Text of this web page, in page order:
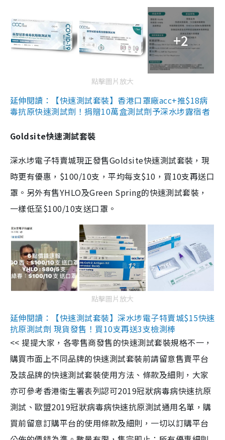
+2
點擊圖片放大
延伸閱讀：【快速測試套裝】香港口罩廠acc+推$18病
毒抗原快速測試劑！捐贈10萬盒測試劑予深水埗露宿者
Goldsite快速測試套裝
深水埗電子特賣城現正發售Goldsite快速測試套裝，現
時更有優惠，$100/10支，平均每支$10，買10支再送口
罩。另外有售YHLO及Green Spring的快速測試套裝，
一樣低至$100/10支送口罩。
點擊圖片放大
延伸閱讀：【快速測試套裝】深水埗電子特賣城$15快速
抗原測試劑 現貨發售！買10支再送3支檢測棒
<< 提提大家，各零售商發售的快速測試套裝規格不一，
購買市面上不同品牌的快速測試套裝前請留意售賣平台
及該品牌的快速測試套裝使用方法、條款及細則，大家
亦可參考香港衞生署表列認可2019冠狀病毒病快速抗原
測試、歐盟2019冠狀病毒病快速抗原測試通用名單，購
買前留意訂購平台的使用條款及細則，一切以訂購平台